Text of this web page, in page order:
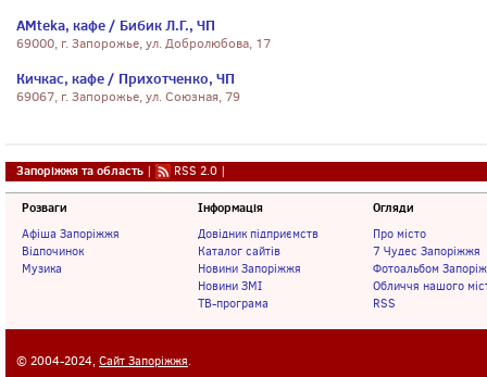
АМteka, кафе / Бибик Л.Г., ЧП
69000, г. Запорожье, ул. Добролюбова, 17
Кичкас, кафе / Прихотченко, ЧП
69067, г. Запорожье, ул. Союзная, 79
Запоріжжя та область | RSS 2.0 |
Розваги
Афіша Запоріжжя
Відпочинок
Музика
Інформація
Довідник підприємств
Каталог сайтів
Новини Запоріжжя
Новини ЗМІ
ТВ-програма
Огляди
Про місто
7 Чудес Запоріжжя
Фотоальбом
Обличчя нашого
RSS
© 2004-2024, Сайт Запоріжжя.